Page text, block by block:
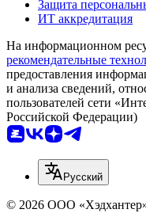
Защита
ИТ аккредитация
На информационном
рекомендательные
предоставления
и анализа сведений,
пользователей сети
Российской Федерации)
Русский
© 2026 ООО